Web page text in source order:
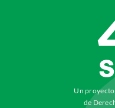
Un proyecto
de